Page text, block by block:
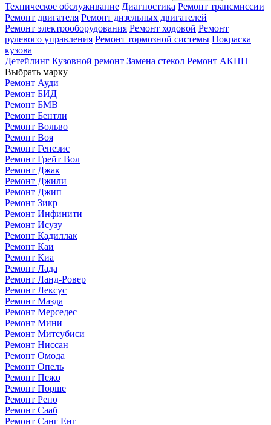
Техническое обслуживание Диагностика Ремонт трансмиссии
Ремонт двигателя Ремонт дизельных двигателей
Ремонт электрооборудования Ремонт ходовой Ремонт
рулевого управления Ремонт тормозной системы Покраска
кузова
Детейлинг Кузовной ремонт Замена стекол Ремонт АКПП
Выбрать марку
Ремонт Ауди
Ремонт БИД
Ремонт БМВ
Ремонт Бентли
Ремонт Вольво
Ремонт Воя
Ремонт Генезис
Ремонт Грейт Вол
Ремонт Джак
Ремонт Джили
Ремонт Джип
Ремонт Зикр
Ремонт Инфинити
Ремонт Исузу
Ремонт Кадиллак
Ремонт Каи
Ремонт Киа
Ремонт Лада
Ремонт Ланд-Ровер
Ремонт Лексус
Ремонт Мазда
Ремонт Мерседес
Ремонт Мини
Ремонт Митсубиси
Ремонт Ниссан
Ремонт Омода
Ремонт Опель
Ремонт Пежо
Ремонт Порше
Ремонт Рено
Ремонт Сааб
Ремонт Санг Енг